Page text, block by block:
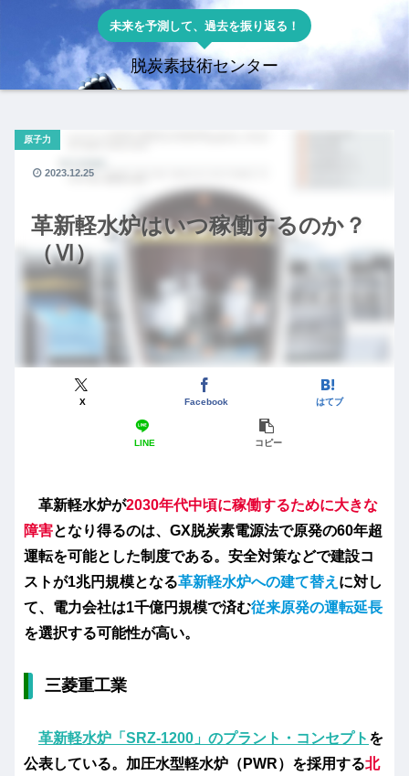
未来を予測して、過去を振り返る！
脱炭素技術センター
革新軽水炉はいつ稼働するのか？
（Ⅵ）
原子力
X Facebook はてブ
LINE コピー
2023.12.25
革新軽水炉が2030年代中頃に稼働するために大きな
障害となり得るのは、GX脱炭素電源法で原発の60年超
運転を可能とした制度である。安全対策などで建設コ
ストが1兆円規模となる革新軽水炉への建て替え に対し
て、電力会社は1千億円規模で済む従来原発の運転延長
を選択する可能性が高い。
三菱重工業
革新軽水炉「SRZ-1200」のプラント・コンセプト を
公表している。加圧水型軽水炉（PWR）を採用する北